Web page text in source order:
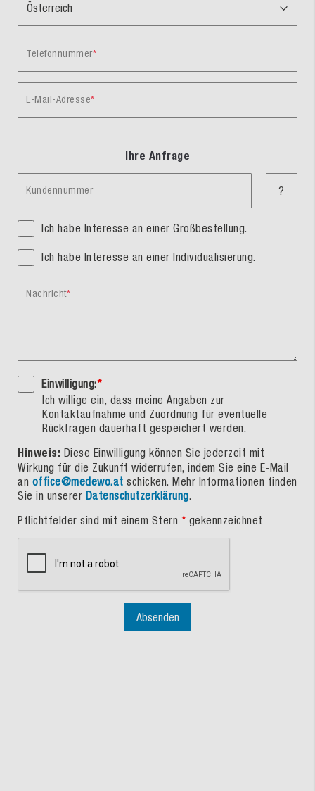
Telefonnummer
E-Mail-Adresse
Ihre Anfrage
Kundennummer ?
Ich habe Interesse an einer Großbestellung.
Ich habe Interesse an einer Individualisierung.
Nachricht
Einwilligung:*
Ich willige ein, dass meine Angaben zur
Kontaktaufnahme und Zuordnung für eventuelle
Rückfragen dauerhaft gespeichert werden.
Hinweis: Diese Einwilligung können Sie jederzeit mit
Wirkung für die Zukunft widerrufen, indem Sie eine E-Mail
an office@medewo.at schicken. Mehr Informationen finden
Sie in unserer Datenschutzerklärung.
Pflichtfelder sind mit einem Stern * gekennzeichnet
Absenden